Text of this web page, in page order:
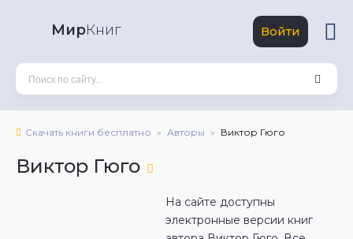
МирКниг Войти
Скачать книги бесплатно Авторы Виктор Гюго
Виктор Гюго
На сайте доступны
электронные версии книг